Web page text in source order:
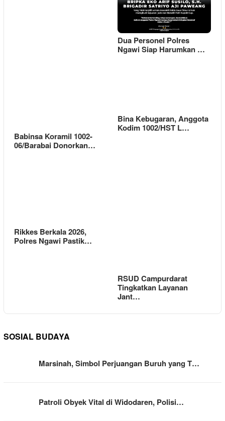
Dua Personel Polres
Ngawi Siap Harumkan …
Babinsa Koramil 1002-
06/Barabai Donorkan…
Bina Kebugaran, Anggota
Kodim 1002/HST L…
Rikkes Berkala 2026,
Polres Ngawi Pastik…
RSUD Campurdarat
Tingkatkan Layanan
Jant…
SOSIAL BUDAYA
Marsinah, Simbol Perjuangan Buruh yang T…
Patroli Obyek Vital di Widodaren, Polisi…